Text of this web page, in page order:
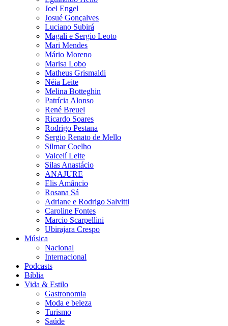
Joel Engel
Josué Gonçalves
Luciano Subirá
Magali e Sergio Leoto
Mari Mendes
Mário Moreno
Marisa Lobo
Matheus Grismaldi
Néia Leite
Melina Botteghin
Patrícia Alonso
René Breuel
Ricardo Soares
Rodrigo Pestana
Sergio Renato de Mello
Silmar Coelho
Valcelí Leite
Silas Anastácio
ANAJURE
Elis Amâncio
Rosana Sá
Adriane e Rodrigo Salvitti
Caroline Fontes
Marcio Scarpellini
Ubirajara Crespo
Música
Nacional
Internacional
Podcasts
Bíblia
Vida & Estilo
Gastronomia
Moda e beleza
Turismo
Saúde